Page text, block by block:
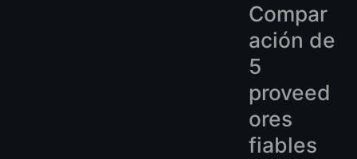
Compar
ación de
5
proveed
ores
fiables